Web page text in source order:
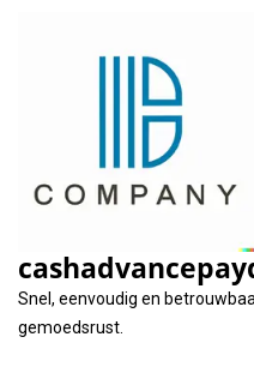
Snel, eenvoudig en
gemoedsrust.
Tag: